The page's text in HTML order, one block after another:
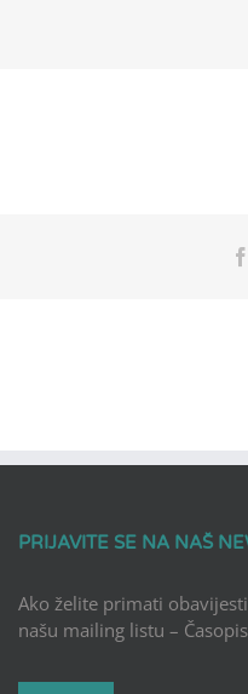
PRIJAVITE SE NA NAŠ
Ako želite primati
našu mailing listu –